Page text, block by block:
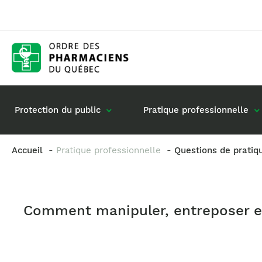
Protection du public Pratique professionnelle
Exercice en société
Accueil Pratique professionnelle Questions de
Comment manipuler, entreposer